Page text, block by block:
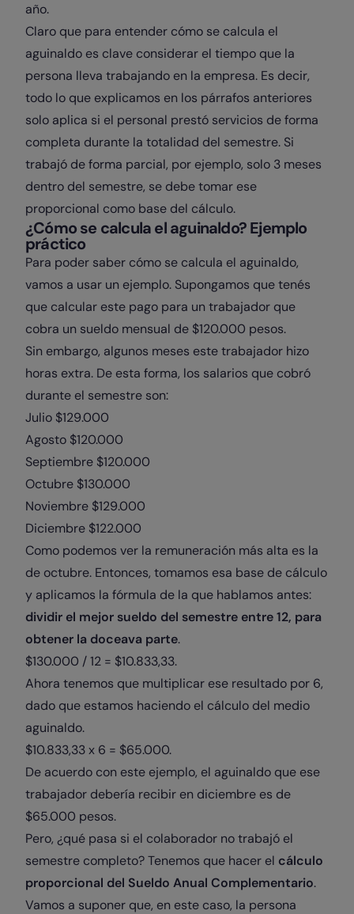
año.
Claro que para entender cómo se calcula el
aguinaldo es clave considerar el tiempo que la
persona lleva trabajando en la empresa. Es decir,
todo lo que explicamos en los párrafos anteriores
solo aplica si el personal prestó servicios de forma
completa durante la totalidad del semestre. Si
trabajó de forma parcial, por ejemplo, solo 3 meses
dentro del semestre, se debe tomar ese
proporcional como base del cálculo.
¿Cómo se calcula el aguinaldo? Ejemplo
práctico
Para poder saber cómo se calcula el aguinaldo,
vamos a usar un ejemplo. Supongamos que tenés
que calcular este pago para un trabajador que
cobra un sueldo mensual de $120.000 pesos.
Sin embargo, algunos meses este trabajador hizo
horas extra. De esta forma, los salarios que cobró
durante el semestre son:
Julio $129.000
Agosto $120.000
Septiembre $120.000
Octubre $130.000
Noviembre $129.000
Diciembre $122.000
Como podemos ver la remuneración más alta es la
de octubre. Entonces, tomamos esa base de cálculo
y aplicamos la fórmula de la que hablamos antes:
dividir el mejor sueldo del semestre entre 12, para
obtener la doceava parte.
$130.000 / 12 = $10.833,33.
Ahora tenemos que multiplicar ese resultado por 6,
dado que estamos haciendo el cálculo del medio
aguinaldo.
$10.833,33 x 6 = $65.000.
De acuerdo con este ejemplo, el aguinaldo que ese
trabajador debería recibir en diciembre es de
$65.000 pesos.
Pero, ¿qué pasa si el colaborador no trabajó el
semestre completo? Tenemos que hacer el cálculo
proporcional del Sueldo Anual Complementario.
Vamos a suponer que, en este caso, la persona